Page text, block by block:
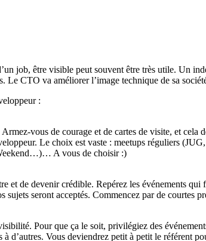
job, être visible peut souvent être très utile. Un
Le CTO va améliorer l’image technique de sa
:
vous de courage et de cartes de visite, et cela
Le choix est vaste : meetups réguliers
A vous de choisir :)
et de devenir crédible. Repérez les événements
seront acceptés. Commencez par de courtes
Pour que ça le soit, privilégiez des
d’autres. Vous deviendrez petit à petit le référent